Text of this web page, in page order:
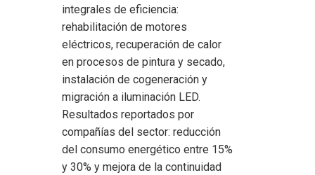
integrales de eficiencia:
rehabilitación de motores
eléctricos, recuperación de calor
en procesos de pintura y secado,
instalación de cogeneración y
migración a iluminación LED.
Resultados reportados por
compañías del sector: reducción
del consumo energético entre 15%
y 30% y mejora de la continuidad